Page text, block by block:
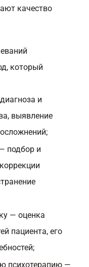
качество
который
и
выявление
подбор и
— оценка
пациента, его
психотерапию —